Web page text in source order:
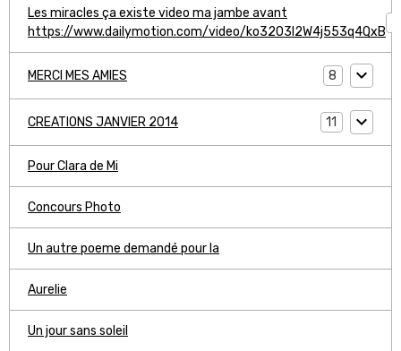
Les miracles ça existe video ma jambe avant
https://www.dailymotion.com/video/ko3203l2W4j553q4QxB
MERCI MES AMIES 8
CREATIONS JANVIER 2014 11
Pour Clara de Mi
Concours Photo
Un autre poeme demandé pour la
Aurelie
Un jour sans soleil